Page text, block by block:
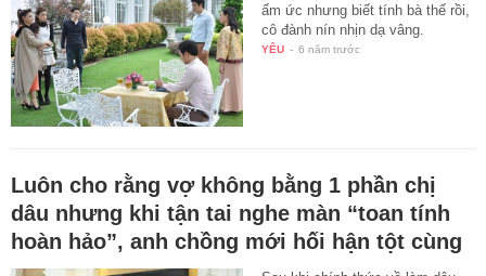
ấm ức nhưng biết tính bà thế rồi,
cô đành nín nhịn dạ vâng.
YÊU - 6 năm trước
Luôn cho rằng vợ không bằng 1 phần chị
dâu nhưng khi tận tai nghe màn “toan tính
hoàn hảo”, anh chồng mới hối hận tột cùng